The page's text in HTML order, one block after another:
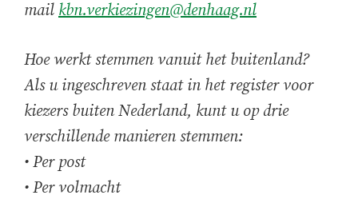
mail kbn.verkiezingen@denhaag.nl
Hoe werkt stemmen vanuit het buitenland?
Als u ingeschreven staat in het register voor
kiezers buiten Nederland, kunt u op drie
verschillende manieren stemmen:
• Per post
• Per volmacht